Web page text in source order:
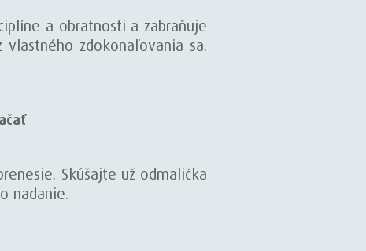
a obratnosti a zabraňuje
zdokonaľovania sa.
Skúšajte už odmalička
nadanie.